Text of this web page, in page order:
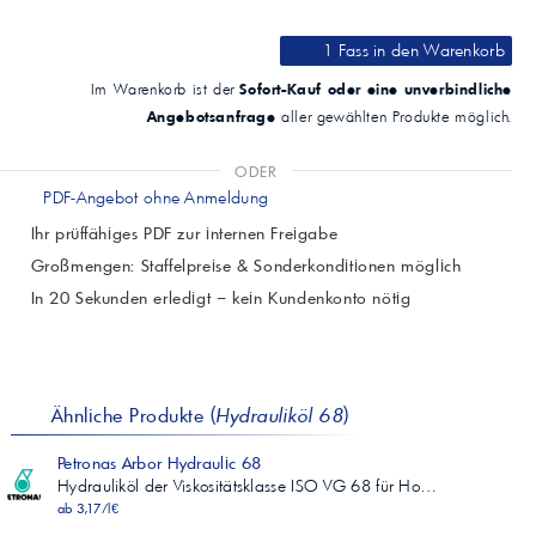
Spezifikation
Spezifische Dichte bei 15 °C
(1)
0,868
ASTM D 445
±10 %
Kinematische Viskosität bei 100 °C, cSt
ASTM D 2270
102
Flammpunkt, °C
ASTM D 92
1 Fassin den Warenkorb
Im Warenkorb ist derSofort-Kauf oder eine unverbindliche
Angebotsanfrage aller gewählten Produkte möglich.
ODER
PDF-Angebot ohne Anmeldung
Ihr prüffähiges PDF zur internen Freigabe
Großmengen: Staffelpreise & Sonderkonditionen möglich
In 20 Sekunden erledigt – kein Kundenkonto nötig
Ähnliche Produkte (Hydrauliköl 68)
Petronas Arbor Hydraulic 68
Hydrauliköl der Viskositätsklasse ISO VG 68 für Ho…
ab 3,17/l€